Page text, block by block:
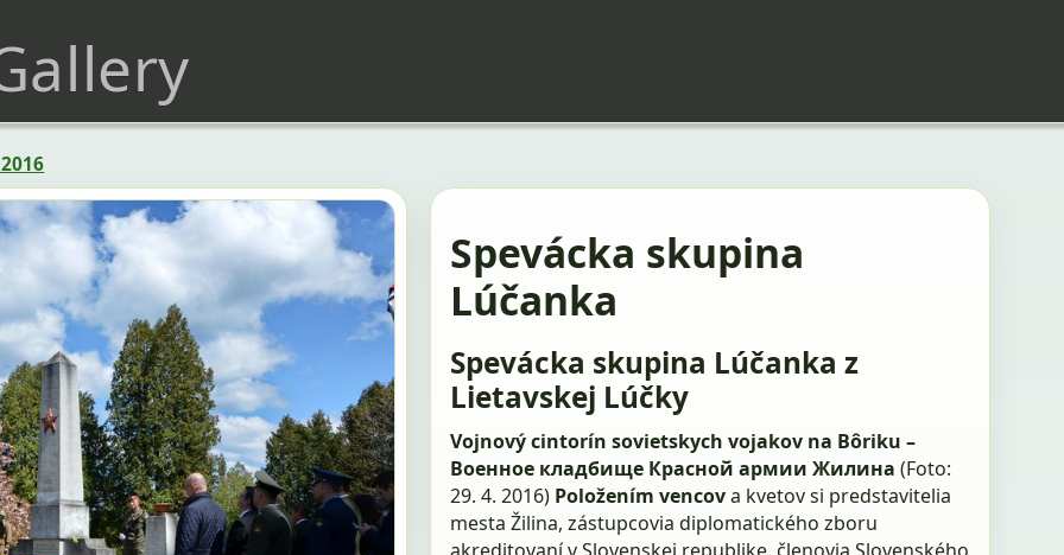
Spevácka skupina
Lúčanka
Spevácka skupina Lúčanka z
Lietavskej Lúčky
Vojnový cintorín sovietskych vojakov na Bôriku –
Военное кладбище Красной армии Жилина (Foto:
29. 4. 2016) Položením vencova kvetov si predstavitelia
mesta Žilina, zástupcovia diplomatického zboru
akreditovaní v Slovenskej republike, členovia Slovenského